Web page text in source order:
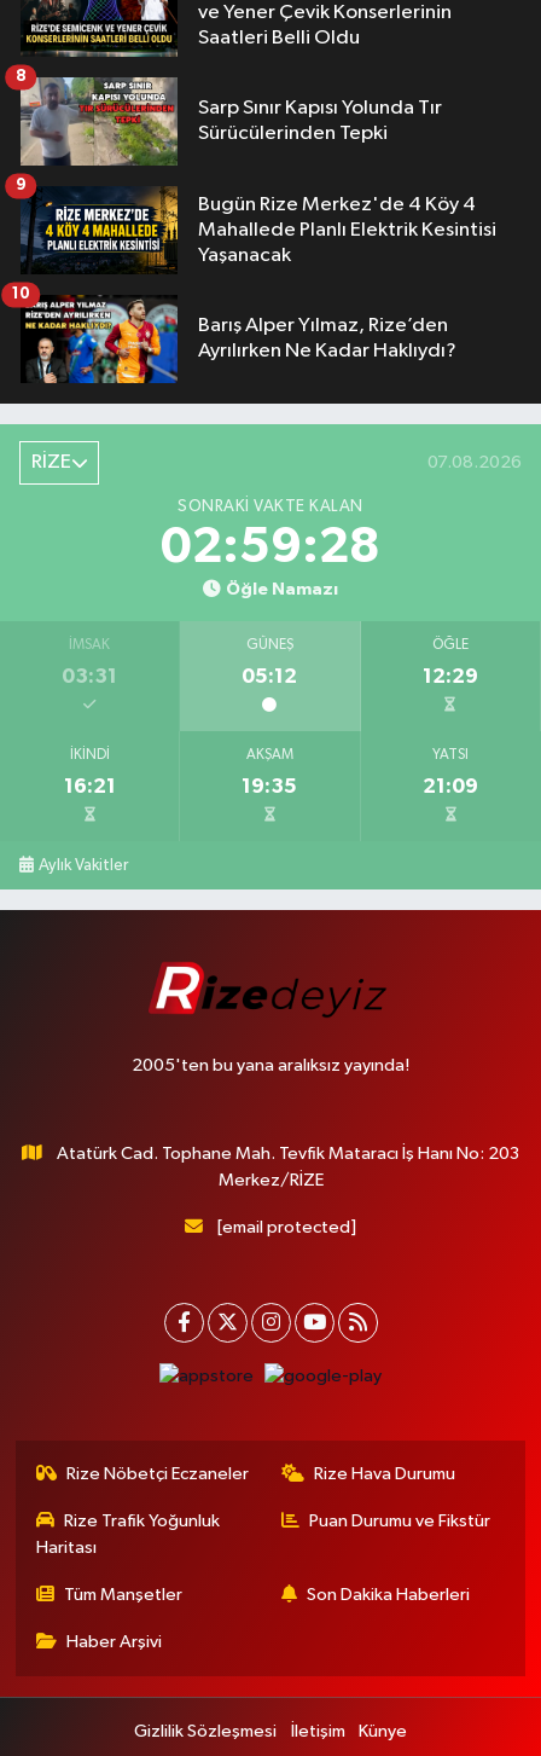
ve Yener Çevik Konserlerinin
Saatleri Belli Oldu
Sarp Sınır Kapısı Yolunda Tır
Sürücülerinden Tepki
8
Bugün Rize Merkez'de 4 Köy 4
Mahallede Planlı Elektrik Kesintisi
Yaşanacak
9
Barış Alper Yılmaz, Rize’den
Ayrılırken Ne Kadar Haklıydı?
10
RİZE 07.08.2026
SONRAKI VAKTE KALAN
02:59:27
Öğle Namazı
İMSAK
03:31
GÜNEŞ
05:12
ÖĞLE
12:29
İKINDI
16:21
AKŞAM
19:35
YATSI
21:09
Aylık Vakitler
2005'ten bu yana aralıksız yayında!
Atatürk Cad. Tophane Mah. Tevfik Mataracı İş Hanı No: 203
Merkez/RİZE
[email protected]
Rize Nöbetçi Eczaneler Rize Hava Durumu
Rize Trafik Yoğunluk
Haritası
Puan Durumu ve Fikstür
Tüm Manşetler Son Dakika Haberleri
Haber Arşivi
Gizlilik Sözleşmesi İletişim Künye